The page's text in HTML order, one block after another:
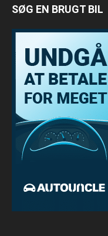
SØG EN BRUGT BIL